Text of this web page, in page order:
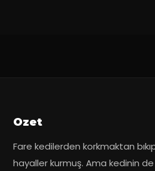
Ozet
Fare kedilerden korkmaktan
hayaller kurmuş. Ama kedinin